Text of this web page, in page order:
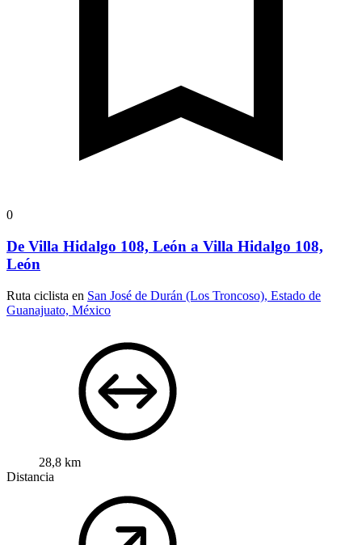
0
De Villa Hidalgo 108, León a Villa Hidalgo 108,
León
Ruta ciclista en San José de Durán (Los Troncoso), Estado de
Guanajuato, México
28,8 km
Distancia